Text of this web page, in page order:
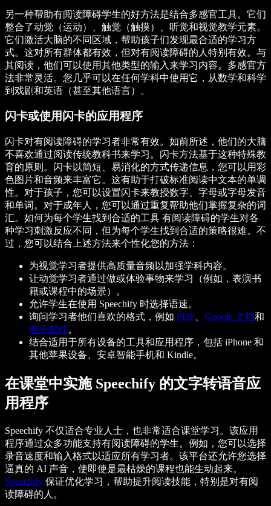
另一种帮助有阅读障碍学生的好方法是结合多感官工具。它们
整合了动觉（运动）、触觉（触摸）、听觉和视觉教学元素。
它们激活大脑的不同区域，帮助孩子们发现最合适的学习方
式。这对所有群体都有效，但对有阅读障碍的人特别有效。与
其阅读，他们可以使用其他类型的输入来学习内容。多感官方
法非常灵活。您几乎可以在任何学科中使用它，从数学和科学
到戏剧和英语（甚至其他语言）。
闪卡或使用闪卡的应用程序
闪卡对有阅读障碍的学习者非常有效。如前所述，他们的大脑
不喜欢通过阅读传统教科书来学习。闪卡方法基于这种特殊教
育的原则。闪卡以简短、易消化的方式传递信息，您可以用彩
色图片和音频来丰富它。这有助于打破标准阅读中文本的单调
性。对于孩子，您可以设置闪卡来教授数字、字母或字母发音
和单词。对于成年人，您可以通过重复帮助他们掌握复杂的词
汇。如何为每个学生找到合适的工具 有阅读障碍的学生对各
种学习刺激反应不同，但为每个学生找到合适的策略很难。不
过，您可以结合上述方法来个性化您的方法：
为视觉学习者提供高质量音频以加强学科内容。
让动觉学习者通过做或体验事物来学习（例如，表演书
籍或课程中的场景）。
允许学生在使用 Speechify 时选择语速。
询问学习者他们喜欢的格式，例如 PDF Google 文档和
电子邮件。
结合适用于所有设备的工具和应用程序，包括 iPhone 和
其他苹果设备、安卓智能手机和 Kindle。
在课堂中实施 Speechify 的文字转语音应
用程序
Speechify 不仅适合专业人士，也非常适合课堂学习。该应用
程序通过众多功能支持有阅读障碍的学生。例如，您可以选择
录音速度和输入格式以适应所有学习者。该平台还允许您选择
逼真的 AI 声音，使即使是最枯燥的课程也能生动起来。
Speechify 保证优化学习，帮助提升阅读技能，特别是对有阅
读障碍的人。